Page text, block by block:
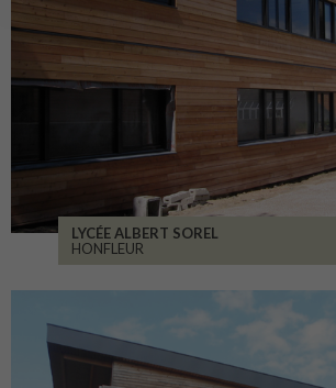
LYCÉE ALBERT SOREL
HONFLEUR